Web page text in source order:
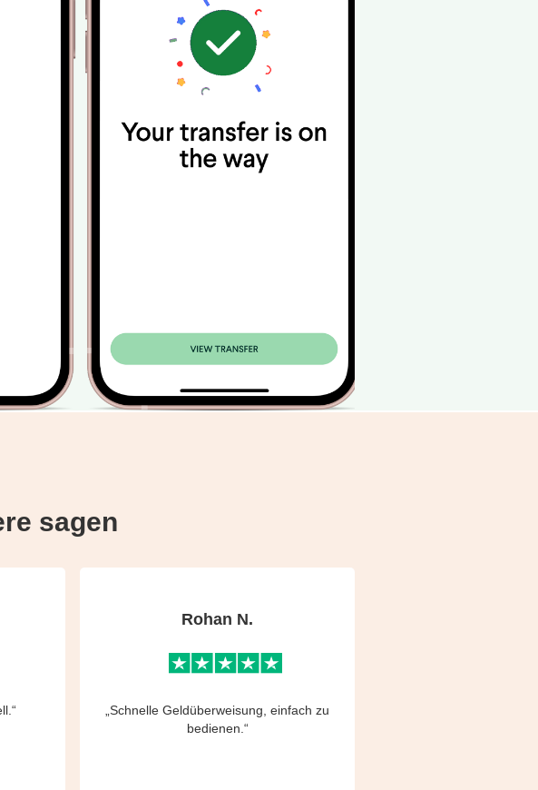
sagen
Rohan N.
„Schnelle Geldüberweisung, einfach zu
bedienen.“